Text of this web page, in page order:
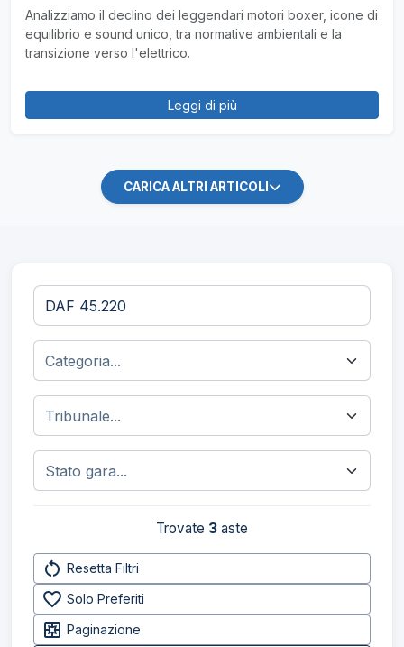
Analizziamo il declino dei leggendari motori boxer, icone di
equilibrio e sound unico, tra normative ambientali e la
transizione verso l'elettrico.
Leggi di più
CARICA ALTRI ARTICOLI
Trovate 3 aste
restart_alt Resetta Filtri
favorite_border Solo Preferiti
pages Paginazione